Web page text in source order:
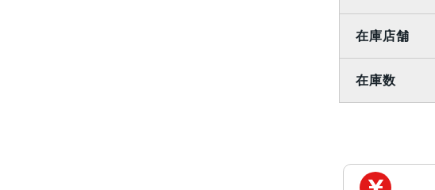
在庫店舗
在庫数